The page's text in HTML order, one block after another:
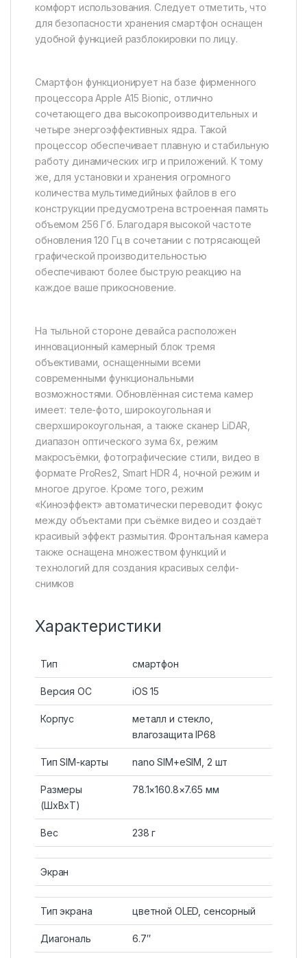
комфорт использования. Следует отметить, что
для безопасности хранения смартфон оснащен
удобной функцией разблокировки по лицу.
Смартфон функционирует на базе фирменного
процессора Apple A15 Bionic, отлично
сочетающего два высокопроизводительных и
четыре энергоэффективных ядра. Такой
процессор обеспечивает плавную и стабильную
работу динамических игр и приложений. К тому
же, для установки и хранения огромного
количества мультимедийных файлов в его
конструкции предусмотрена встроенная память
объемом 256 Гб. Благодаря высокой частоте
обновления 120 Гц в сочетании с потрясающей
графической производительностью
обеспечивают более быструю реакцию на
каждое ваше прикосновение.
На тыльной стороне девайса расположен
инновационный камерный блок тремя
объективами, оснащенными всеми
современными функциональными
возможностями. Обновлённая система камер
имеет: теле-фото, широкоугольная и
сверхширокоугольная, а также сканер LiDAR,
диапазон оптического зума 6x, режим
макросъёмки, фотографические стили, видео в
формате ProRes2, Smart HDR 4, ночной режим и
многое другое. Кроме того, режим
«Киноэффект» автоматически переводит фокус
между объектами при съёмке видео и создаёт
красивый эффект размытия. Фронтальная камера
также оснащена множеством функций и
технологий для создания красивых селфи-
снимков
Характеристики
Тип смартфон
Версия ОС iOS 15
Корпус
металл и стекло,
влагозащита IP68
Тип SIM-карты nano SIM+eSIM, 2 шт
Размеры
(ШxВxТ)
78.1×160.8×7.65 мм
Вес 238 г
Экран
Тип экрана цветной OLED, сенсорный
Диагональ 6.7″